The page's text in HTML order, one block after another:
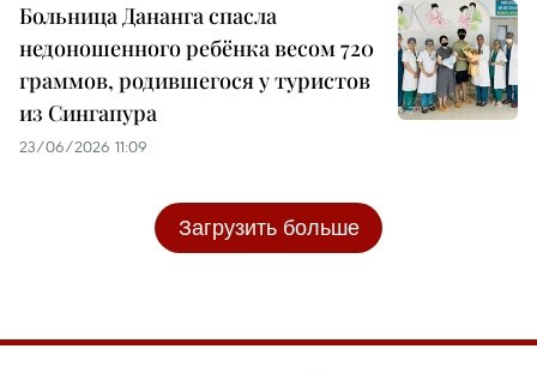
Больница Дананга спасла
недоношенного ребёнка весом 720
граммов, родившегося у туристов
из Сингапура
23/06/2026 11:09
Загрузить больше